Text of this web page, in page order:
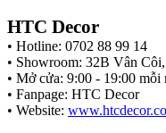
HTC Decor
• Hotline: 0702 88 99 14
• Showroom: 32B Vân
• Mở cửa: 9:00 - 19:00 mỗi
• Fanpage: HTC Decor
• Website: